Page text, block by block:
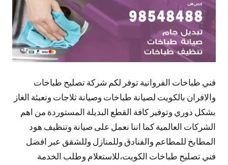
فني طباخات الفروانية توفر لكم شركة تصليح طباخات
والافران بالكويت لصيانة طباخات وصيانة ثلاجات وتعبئة الغاز
بشكل دوري وتوفير كافة القطع البديلة المستوردة من اهم
الشركات العالمية كما اننا نعمل على صيانة وتنظيف هود
المطابخ للمطاعم والفنادق وللمنازل وللشقق عبر افضل
فني تصليح طباخات الكويت،للاستعلام وطلب الخدمة